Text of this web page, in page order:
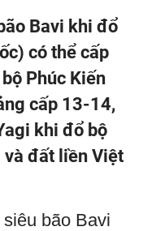
Bavi khi đổ
có thể cấp
Phúc Kiến
cấp 13-14,
khi đổ bộ
và đất liền Việt
bão Bavi